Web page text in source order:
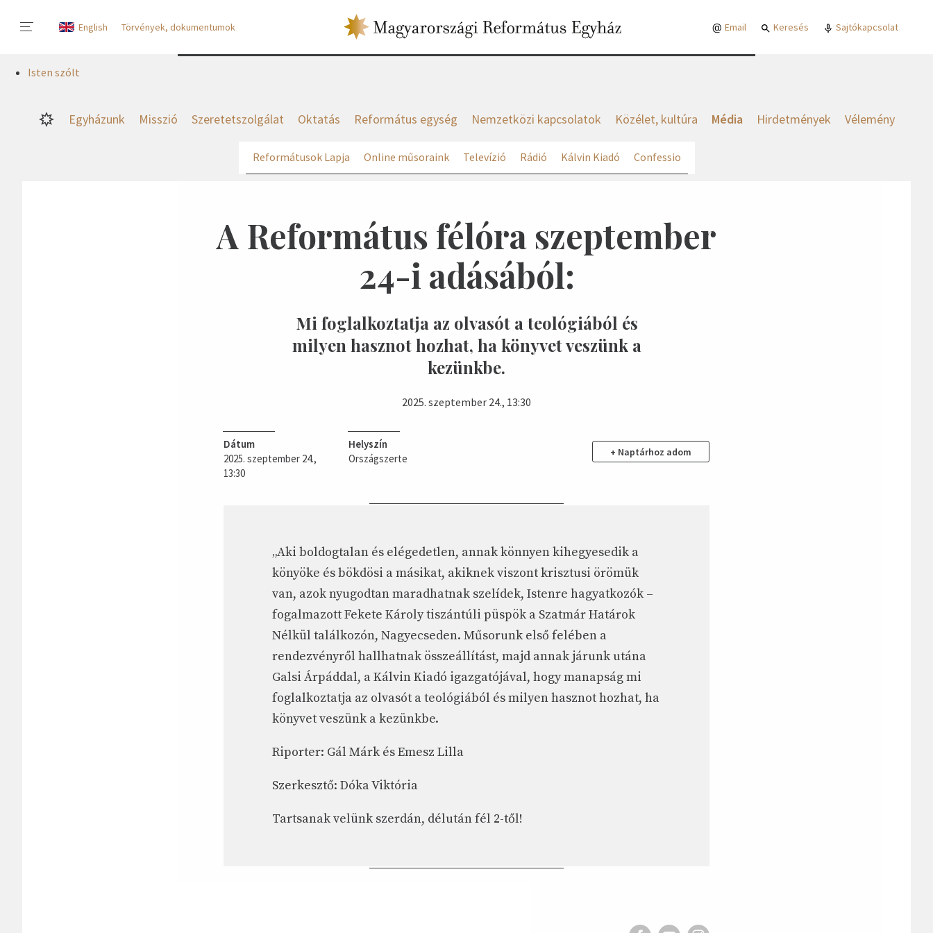
English Törvények, dokumentumok Email Keresés Sajtókapcsolat
Isten szólt
Egyházunk Misszió Szeretetszolgálat Oktatás Református egység Nemzetközi kapcsolatok Közélet, kultúra Média Hirdetmények Vélemény
Reformátusok Lapja Online műsoraink Televízió Rádió Kálvin Kiadó Confessio
A Református félóra szeptember
24-i adásából:
Mi foglalkoztatja az olvasót a teológiából és
milyen hasznot hozhat, ha könyvet veszünk a
kezünkbe.
2025. szeptember 24., 13:30
Dátum
2025. szeptember 24.,
13:30
Helyszín
Országszerte
+ Naptárhoz adom
„Aki boldogtalan és elégedetlen, annak könnyen kihegyesedik a
könyöke és bökdösi a másikat, akiknek viszont krisztusi örömük
van, azok nyugodtan maradhatnak szelídek, Istenre hagyatkozók –
fogalmazott Fekete Károly tiszántúli püspök a Szatmár Határok
Nélkül találkozón, Nagyecseden. Műsorunk első felében a
rendezvényről hallhatnak összeállítást, majd annak járunk utána
Galsi Árpáddal, a Kálvin Kiadó igazgatójával, hogy manapság mi
foglalkoztatja az olvasót a teológiából és milyen hasznot hozhat, ha
könyvet veszünk a kezünkbe.
Riporter: Gál Márk és Emesz Lilla
Szerkesztő: Dóka Viktória
Tartsanak velünk szerdán, délután fél 2-től!